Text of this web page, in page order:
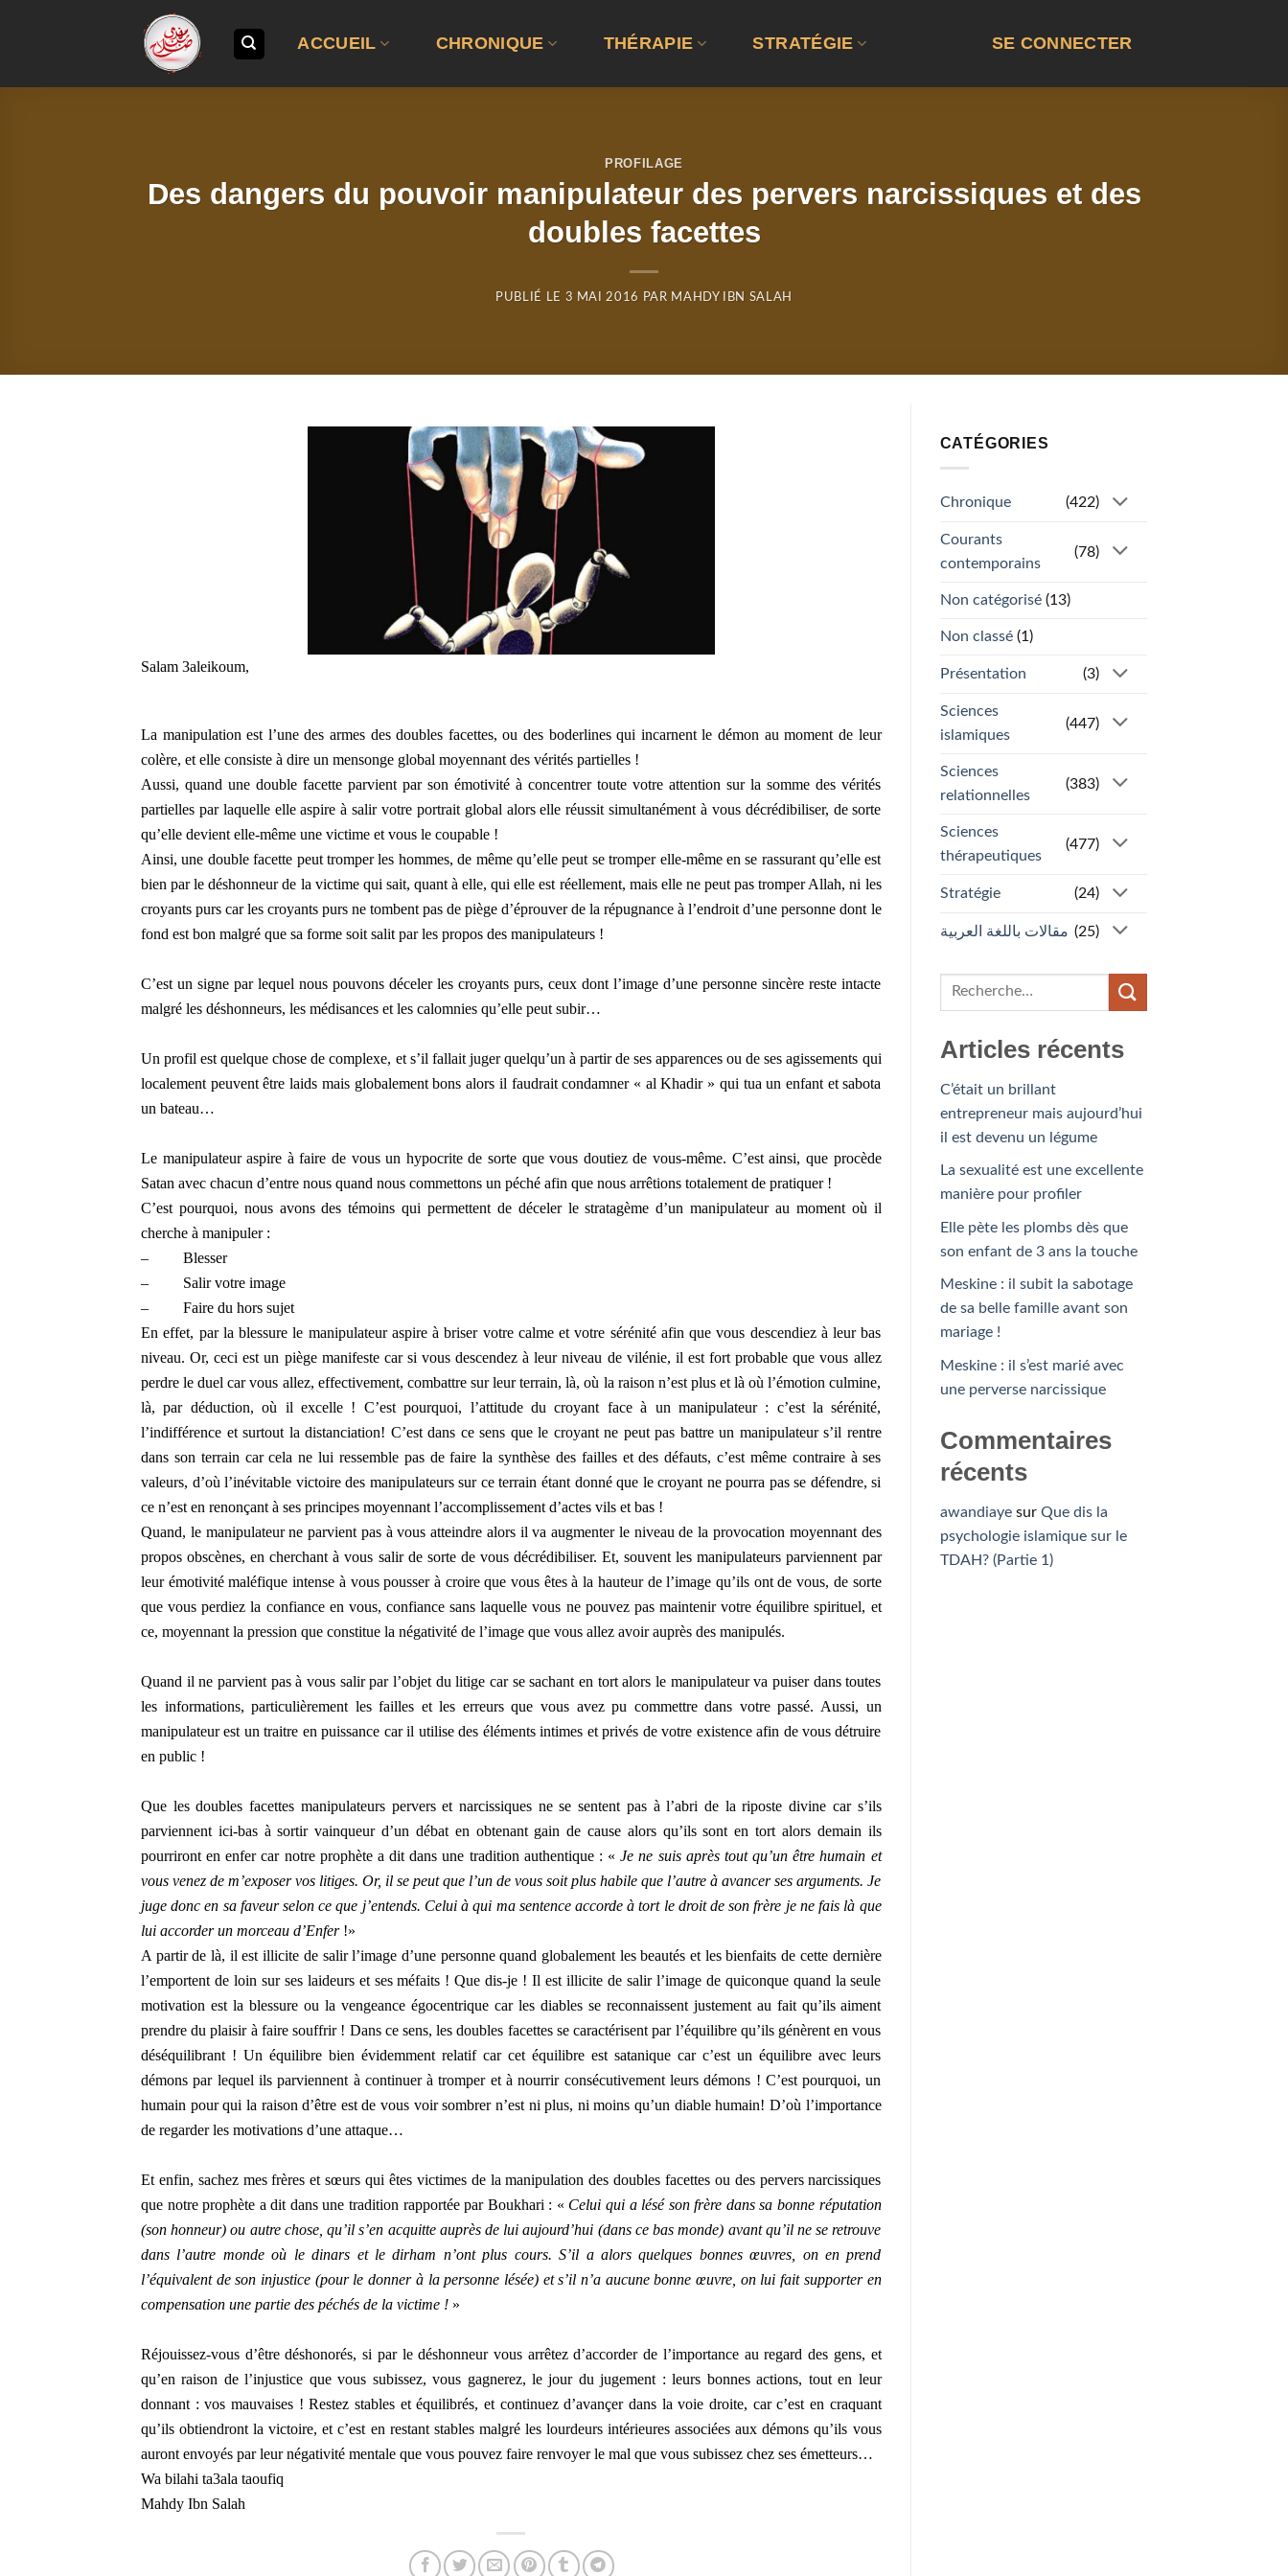
ACCUEIL CHRONIQUE THÉRAPIE STRATÉGIE SE CONNECTER
PROFILAGE
Des dangers du pouvoir manipulateur des pervers narcissiques et des
doubles facettes
PUBLIÉ LE 3 MAI 2016 PAR MAHDY IBN SALAH
Salam 3aleikoum,
La manipulation est l’une des armes des doubles facettes, ou des boderlines qui incarnent le démon au moment de leur
colère, et elle consiste à dire un mensonge global moyennant des vérités partielles !
Aussi, quand une double facette parvient par son émotivité à concentrer toute votre attention sur la somme des vérités
partielles par laquelle elle aspire à salir votre portrait global alors elle réussit simultanément à vous décrédibiliser, de sorte
qu’elle devient elle-même une victime et vous le coupable !
Ainsi, une double facette peut tromper les hommes, de même qu’elle peut se tromper elle-même en se rassurant qu’elle est
bien par le déshonneur de la victime qui sait, quant à elle, qui elle est réellement, mais elle ne peut pas tromper Allah, ni les
croyants purs car les croyants purs ne tombent pas de piège d’éprouver de la répugnance à l’endroit d’une personne dont le
fond est bon malgré que sa forme soit salit par les propos des manipulateurs !
C’est un signe par lequel nous pouvons déceler les croyants purs, ceux dont l’image d’une personne sincère reste intacte
malgré les déshonneurs, les médisances et les calomnies qu’elle peut subir…
Un profil est quelque chose de complexe, et s’il fallait juger quelqu’un à partir de ses apparences ou de ses agissements qui
localement peuvent être laids mais globalement bons alors il faudrait condamner « al Khadir » qui tua un enfant et sabota
un bateau…
Le manipulateur aspire à faire de vous un hypocrite de sorte que vous doutiez de vous-même. C’est ainsi, que procède
Satan avec chacun d’entre nous quand nous commettons un péché afin que nous arrêtions totalement de pratiquer !
C’est pourquoi, nous avons des témoins qui permettent de déceler le stratagème d’un manipulateur au moment où il
cherche à manipuler :
–
Blesser
–
Salir votre image
–
Faire du hors sujet
En effet, par la blessure le manipulateur aspire à briser votre calme et votre sérénité afin que vous descendiez à leur bas
niveau. Or, ceci est un piège manifeste car si vous descendez à leur niveau de vilénie, il est fort probable que vous allez
perdre le duel car vous allez, effectivement, combattre sur leur terrain, là, où la raison n’est plus et là où l’émotion culmine,
là, par déduction, où il excelle ! C’est pourquoi, l’attitude du croyant face à un manipulateur : c’est la sérénité,
l’indifférence et surtout la distanciation! C’est dans ce sens que le croyant ne peut pas battre un manipulateur s’il rentre
dans son terrain car cela ne lui ressemble pas de faire la synthèse des failles et des défauts, c’est même contraire à ses
valeurs, d’où l’inévitable victoire des manipulateurs sur ce terrain étant donné que le croyant ne pourra pas se défendre, si
ce n’est en renonçant à ses principes moyennant l’accomplissement d’actes vils et bas !
Quand, le manipulateur ne parvient pas à vous atteindre alors il va augmenter le niveau de la provocation moyennant des
propos obscènes, en cherchant à vous salir de sorte de vous décrédibiliser. Et, souvent les manipulateurs parviennent par
leur émotivité maléfique intense à vous pousser à croire que vous êtes à la hauteur de l’image qu’ils ont de vous, de sorte
que vous perdiez la confiance en vous, confiance sans laquelle vous ne pouvez pas maintenir votre équilibre spirituel, et
ce, moyennant la pression que constitue la négativité de l’image que vous allez avoir auprès des manipulés.
Quand il ne parvient pas à vous salir par l’objet du litige car se sachant en tort alors le manipulateur va puiser dans toutes
les informations, particulièrement les failles et les erreurs que vous avez pu commettre dans votre passé. Aussi, un
manipulateur est un traitre en puissance car il utilise des éléments intimes et privés de votre existence afin de vous détruire
en public !
Que les doubles facettes manipulateurs pervers et narcissiques ne se sentent pas à l’abri de la riposte divine car s’ils
parviennent ici-bas à sortir vainqueur d’un débat en obtenant gain de cause alors qu’ils sont en tort alors demain ils
pourriront en enfer car notre prophète a dit dans une tradition authentique : «Je ne suis après tout qu’un être humain et
vous venez de m’exposer vos litiges. Or, il se peut que l’un de vous soit plus habile que l’autre à avancer ses arguments. Je
juge donc en sa faveur selon ce que j’entends. Celui à qui ma sentence accorde à tort le droit de son frère je ne fais là que
lui accorder un morceau d’Enfer!»
A partir de là, il est illicite de salir l’image d’une personne quand globalement les beautés et les bienfaits de cette dernière
l’emportent de loin sur ses laideurs et ses méfaits ! Que dis-je ! Il est illicite de salir l’image de quiconque quand la seule
motivation est la blessure ou la vengeance égocentrique car les diables se reconnaissent justement au fait qu’ils aiment
prendre du plaisir à faire souffrir ! Dans ce sens, les doubles facettes se caractérisent par l’équilibre qu’ils génèrent en vous
déséquilibrant ! Un équilibre bien évidemment relatif car cet équilibre est satanique car c’est un équilibre avec leurs
démons par lequel ils parviennent à continuer à tromper et à nourrir consécutivement leurs démons ! C’est pourquoi, un
humain pour qui la raison d’être est de vous voir sombrer n’est ni plus, ni moins qu’un diable humain! D’où l’importance
de regarder les motivations d’une attaque…
Et enfin, sachez mes frères et sœurs qui êtes victimes de la manipulation des doubles facettes ou des pervers narcissiques
que notre prophète a dit dans une tradition rapportée par Boukhari : « Celui qui a lésé son frère dans sa bonne réputation
(son honneur) ou autre chose, qu’il s’en acquitte auprès de lui aujourd’hui (dans ce bas monde) avant qu’il ne se retrouve
dans l’autre monde où le dinars et le dirham n’ont plus cours. S’il a alors quelques bonnes œuvres, on en prend
l’équivalent de son injustice (pour le donner à la personne lésée) et s’il n’a aucune bonne œuvre, on lui fait supporter en
compensation une partie des péchés de la victime ! »
Réjouissez-vous d’être déshonorés, si par le déshonneur vous arrêtez d’accorder de l’importance au regard des gens, et
qu’en raison de l’injustice que vous subissez, vous gagnerez, le jour du jugement : leurs bonnes actions, tout en leur
donnant : vos mauvaises ! Restez stables et équilibrés, et continuez d’avançer dans la voie droite, car c’est en craquant
qu’ils obtiendront la victoire, et c’est en restant stables malgré les lourdeurs intérieures associées aux démons qu’ils vous
auront envoyés par leur négativité mentale que vous pouvez faire renvoyer le mal que vous subissez chez ses émetteurs…
Wa bilahi ta3ala taoufiq
Mahdy Ibn Salah
CATÉGORIES
Chronique (422)
Courants
contemporains
(78)
Non catégorisé(13)
Non classé(1)
Présentation (3)
Sciences
islamiques
(447)
Sciences
relationnelles
(383)
Sciences
thérapeutiques
(477)
Stratégie (24)
مقالات باللغة العربية (25)
Articles récents
C’était un brillant
entrepreneur mais aujourd’hui
il est devenu un légume
La sexualité est une excellente
manière pour profiler
Elle pète les plombs dès que
son enfant de 3 ans la touche
Meskine : il subit la sabotage
de sa belle famille avant son
mariage !
Meskine : il s’est marié avec
une perverse narcissique
Commentaires
récents
awandiayesur Que dis la
psychologie islamique sur le
TDAH? (Partie 1)